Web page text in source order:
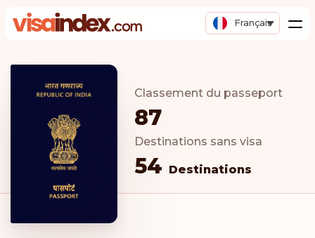
Français
Classement du passeport
87
Destinations sans visa
54 Destinations